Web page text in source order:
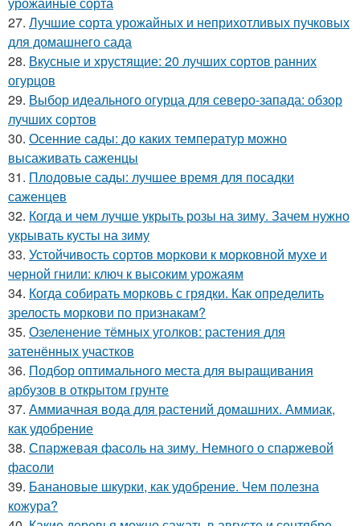
27. Лучшие сорта урожайных и неприхотливых пучковых
для домашнего сада
28. Вкусные и хрустящие: 20 лучших сортов ранних
огурцов
29. Выбор идеального огурца для северо-запада: обзор
лучших сортов
30. Осенние сады: до каких температур можно
высаживать саженцы
31. Плодовые сады: лучшее время для посадки
саженцев
32. Когда и чем лучше укрыть розы на зиму. Зачем нужно
укрывать кусты на зиму
33. Устойчивость сортов моркови к морковной мухе и
черной гнили: ключ к высоким урожаям
34. Когда собирать морковь с грядки. Как определить
зрелость моркови по признакам?
35. Озеленение тёмных уголков: растения для
затенённых участков
36. Подбор оптимального места для выращивания
арбузов в открытом грунте
37. Аммиачная вода для растений домашних. Аммиак,
как удобрение
38. Спаржевая фасоль на зиму. Немного о спаржевой
фасоли
39. Банановые шкурки, как удобрение. Чем полезна
кожура?